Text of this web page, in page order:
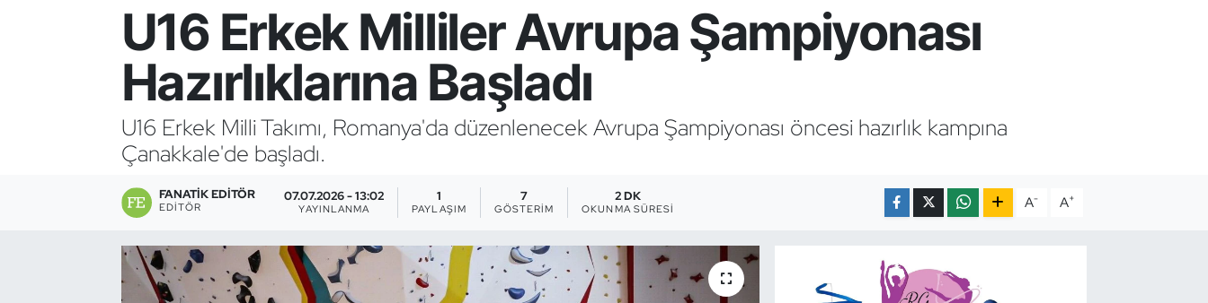
U16 Erkek Milliler Avrupa Şampiyonası
Hazırlıklarına Başladı
U16 Erkek Milli Takımı, Romanya'da düzenlenecek Avrupa Şampiyonası öncesi hazırlık kampına
Çanakkale'de başladı.
FANATIK EDITÖR
EDITÖR
07.07.2026 - 13:02
YAYINLANMA
1
PAYLAŞIM
7
GÖSTERIM
2 DK
OKUNMA SÜRESI A- A+
Bocce Bowling Dart
Buz Hokeyi
Buz Pateni